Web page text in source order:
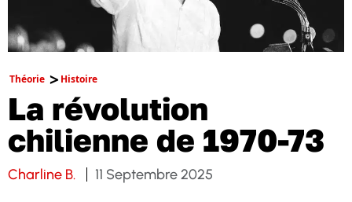
Théorie Histoire
La révolution
chilienne de 1970-73
Charline B. 11 Septembre 2025